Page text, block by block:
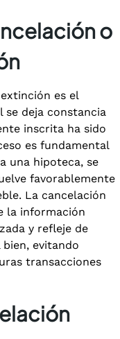
o
es el
se deja constancia
inscrita ha sido
es fundamental
una hipoteca, se
favorablemente
La cancelación
la información
y refleje de
evitando
transacciones